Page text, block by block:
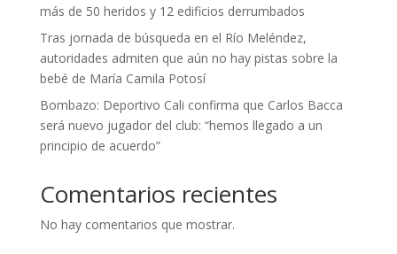
más de 50 heridos y 12 edificios derrumbados
Tras jornada de búsqueda en el Río Meléndez,
autoridades admiten que aún no hay pistas sobre la
bebé de María Camila Potosí
Bombazo: Deportivo Cali confirma que Carlos Bacca
será nuevo jugador del club: “hemos llegado a un
principio de acuerdo”
Comentarios recientes
No hay comentarios que mostrar.